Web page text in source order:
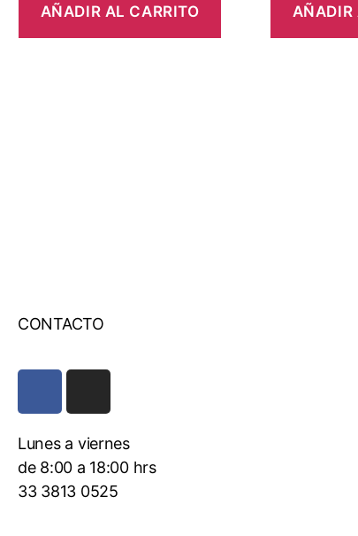
AÑADIR AL CARRITO AÑADIR
CONTACTO
Lunes a viernes
de 8:00 a 18:00 hrs
33 3813 0525